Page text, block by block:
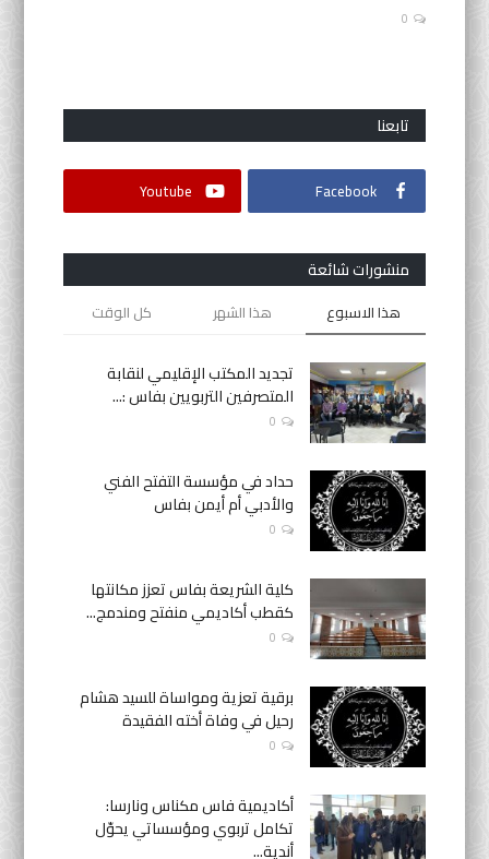
0
تابعنا
Facebook
Youtube
منشورات شائعة
هذا الاسبوع هذا الشهر كل الوقت
تجديد المكتب الإقليمي لنقابة
المتصرفين التربويين بفاس :...
0
حداد في مؤسسة التفتح الفني
والأدبي أم أيمن بفاس
0
كلية الشريعة بفاس تعزز مكانتها
كقطب أكاديمي منفتح ومندمج...
0
برقية تعزية ومواساة للسيد هشام
رحيل في وفاة أخته الفقيدة
0
أكاديمية فاس مكناس ونارسا:
تكامل تربوي ومؤسساتي يحوّل
أندية...